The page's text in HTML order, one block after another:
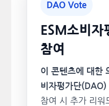
DAO Vote
ESM소비
참여
이 콘텐츠에 대한
비자평가단(DAO)
참여 시 추가 리워